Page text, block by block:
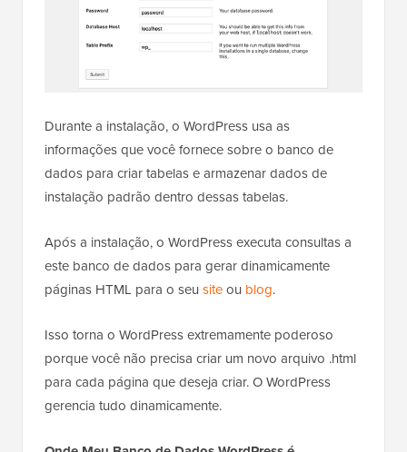
Durante a instalação, o WordPress usa as
informações que você fornece sobre o banco de
dados para criar tabelas e armazenar dados de
instalação padrão dentro dessas tabelas.
Após a instalação, o WordPress executa consultas a
este banco de dados para gerar dinamicamente
páginas HTML para o seu siteou blog.
Isso torna o WordPress extremamente poderoso
porque você não precisa criar um novo arquivo .html
para cada página que deseja criar. O WordPress
gerencia tudo dinamicamente.